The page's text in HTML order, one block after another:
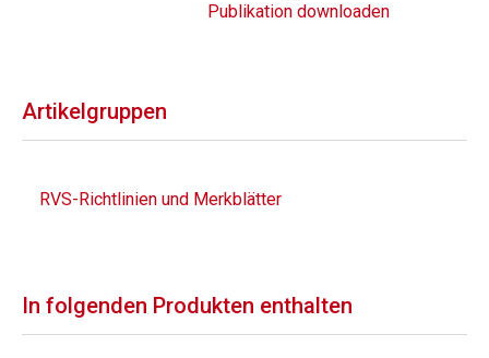
Publikation downloaden
Artikelgruppen
RVS-Richtlinien und Merkblätter
In folgenden Produkten enthalten